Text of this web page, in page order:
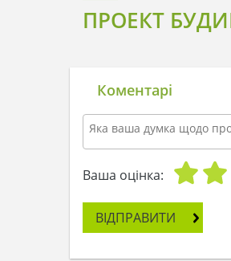
ПРОЕКТ
Коментарі
Ваша оцінка:
ВІДПРАВИТИ